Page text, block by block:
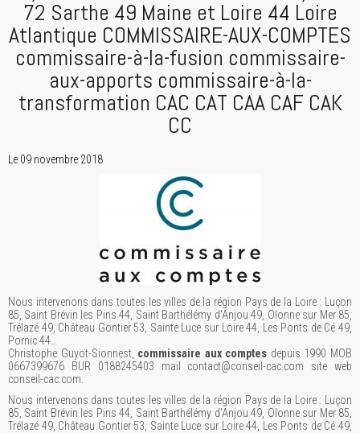
72 Sarthe 49 Maine et Loire 44 Loire
Atlantique COMMISSAIRE-AUX-COMPTES
commissaire-à-la-fusion commissaire-
aux-apports commissaire-à-la-
transformation CAC CAT CAA CAF CAK
CC
Le 09 novembre 2018
Nous intervenons dans toutes les villes de la région Pays de la Loire : Luçon
85, Saint Brévin les Pins 44, Saint Barthélémy d'Anjou 49, Olonne sur Mer 85,
Trélazé 49, Château Gontier 53, Sainte Luce sur Loire 44, Les Ponts de Cé 49,
Pornic 44…
Christophe Guyot-Sionnest, commissaire aux comptes depuis 1990 MOB
0667399676 BUR 0188245403 mail contact@conseil-cac.com site web
conseil-cac.com.
Nous intervenons dans toutes les villes de la région Pays de la Loire : Luçon
85, Saint Brévin les Pins 44, Saint Barthélémy d'Anjou 49, Olonne sur Mer 85,
Trélazé 49, Château Gontier 53, Sainte Luce sur Loire 44, Les Ponts de Cé 49,